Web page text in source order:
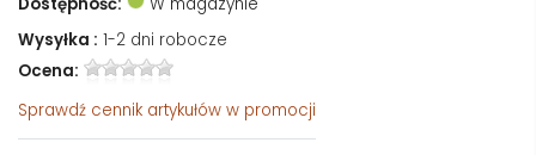
Wysyłka : 1-2 dni robocze
Ocena:
Sprawdź cennik artykułów w promocji